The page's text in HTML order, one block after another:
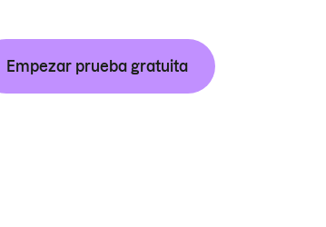
Empezar prueba gratuita